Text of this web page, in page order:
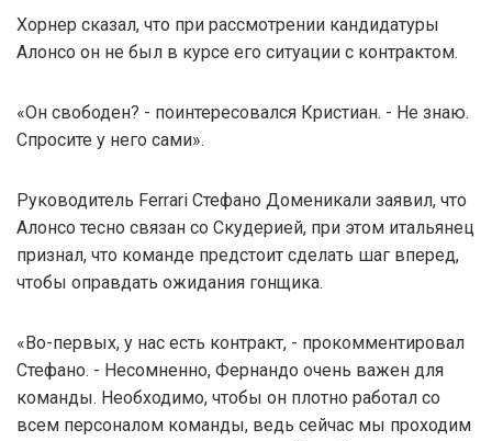
Хорнер сказал, что при рассмотрении кандидатуры
Алонсо он не был в курсе его ситуации с контрактом.
«Он свободен? - поинтересовался Кристиан. - Не знаю.
Спросите у него сами».
Руководитель Ferrari Стефано Доменикали заявил, что
Алонсо тесно связан со Скудерией, при этом итальянец
признал, что команде предстоит сделать шаг вперед,
чтобы оправдать ожидания гонщика.
«Во-первых, у нас есть контракт, - прокомментировал
Стефано. - Несомненно, Фернандо очень важен для
команды. Необходимо, чтобы он плотно работал со
всем персоналом команды, ведь сейчас мы проходим